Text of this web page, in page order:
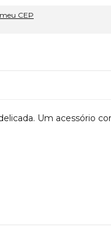
CEP
Um acessório